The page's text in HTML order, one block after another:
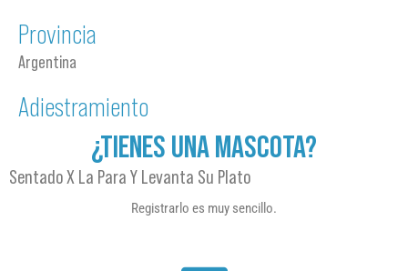
Provincia
Argentina
Adiestramiento
¿TIENES UNA MASCOTA?
Sentado X La Para Y Levanta Su Plato
Registrarlo es muy sencillo.